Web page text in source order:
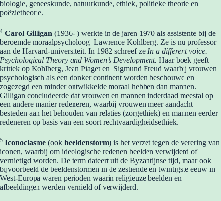
biologie, geneeskunde, natuurkunde, ethiek, politieke theorie en
poëzietheorie.
4 Carol Gilligan (1936- ) werkte in de jaren 1970 als assistente bij de
beroemde moraalpsycholoog Lawrence Kohlberg. Ze is nu professor
aan de Harvard-universiteit. In 1982 schreef ze In a different voice.
Psychological Theory and Women’s Development. Haar boek geeft
kritiek op Kohlberg, Jean Piaget en Sigmund Freud waarbij vrouwen
psychologisch als een donker continent worden beschouwd en
zogezegd een minder ontwikkelde moraal hebben dan mannen.
Gilligan concludeerde dat vrouwen en mannen inderdaad meestal op
een andere manier redeneren, waarbij vrouwen meer aandacht
besteden aan het behouden van relaties (zorgethiek) en mannen eerder
redeneren op basis van een soort rechtvaardigheidsethiek.
5 Iconoclasme (ook beeldenstorm) is het verzet tegen de verering van
iconen, waarbij om ideologische redenen beelden verwijderd of
vernietigd worden. De term dateert uit de Byzantijnse tijd, maar ook
bijvoorbeeld de beeldenstormen in de zestiende en twintigste eeuw in
West-Europa waren perioden waarin religieuze beelden en
afbeeldingen werden vernield of verwijderd.